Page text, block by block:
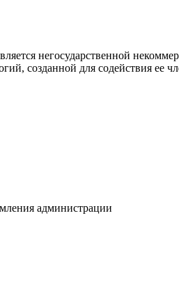
негосударственной
созданной для содействия ее
администрации